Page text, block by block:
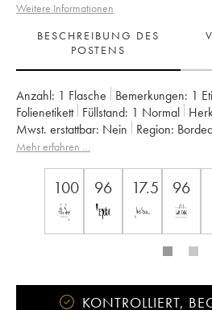
Weitere Informationen
BESCHREIBUNG DES
POSTENS
Anzahl: 1 Flasche Bemerkungen: 1
Folienetikett Füllstand: 1 Normal
Mwst. erstattbar:
nein Region:
Appellation: Pessac-Léognan
Eigentümer:
Famille Cathiard
Mehr erfahren …
100 96 17.5 96
KONTROLLIERT,